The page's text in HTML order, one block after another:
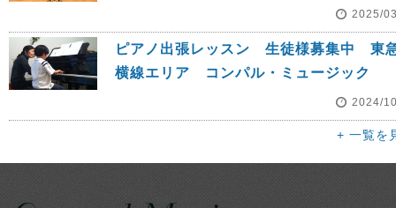
2025/
ピアノ出張レッスン 生徒様募集中 東
横線エリア コンパル・ミュージック
2024/
+ 一覧を